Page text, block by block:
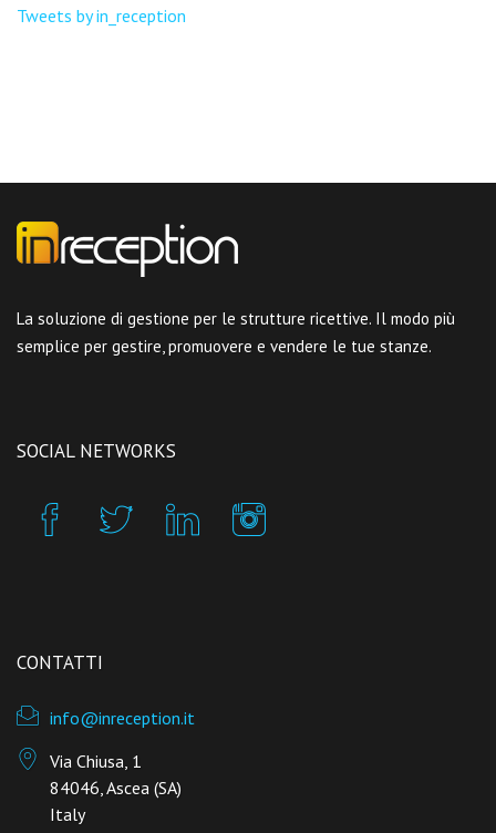
Tweets by in_reception
La soluzione di gestione per le strutture ricettive. Il modo più
semplice per gestire, promuovere e vendere le tue stanze.
SOCIAL NETWORKS
CONTATTI
info@inreception.it
Via Chiusa, 1
84046, Ascea (SA)
Italy